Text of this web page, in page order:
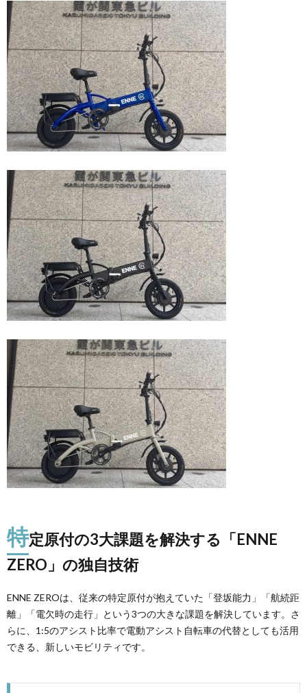
特定原付の3大課題を解決する「ENNE
ZERO」の独自技術
ENNE ZEROは、従来の特定原付が抱えていた「登坂能力」「航続距
離」「電欠時の走行」という3つの大きな課題を解決しています。さ
らに、1:5のアシスト比率で電動アシスト自転車の代替としても活用
できる、新しいモビリティです。